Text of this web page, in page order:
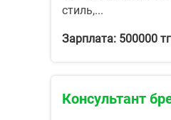
стиль,...
Зарплата: 500000 тг
Консультант